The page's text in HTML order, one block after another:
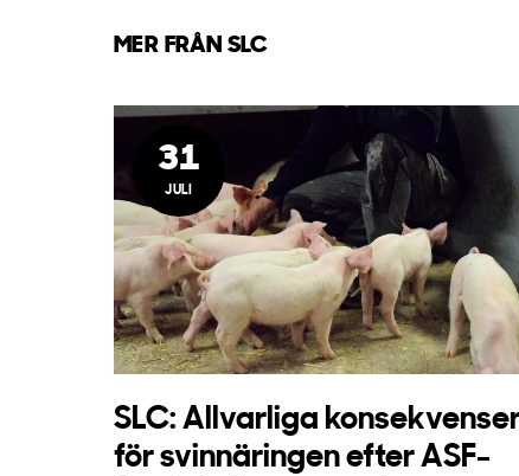
MER FRÅN SLC
31
JULI
SLC: Allvarliga
för svinnäringen efter ASF-